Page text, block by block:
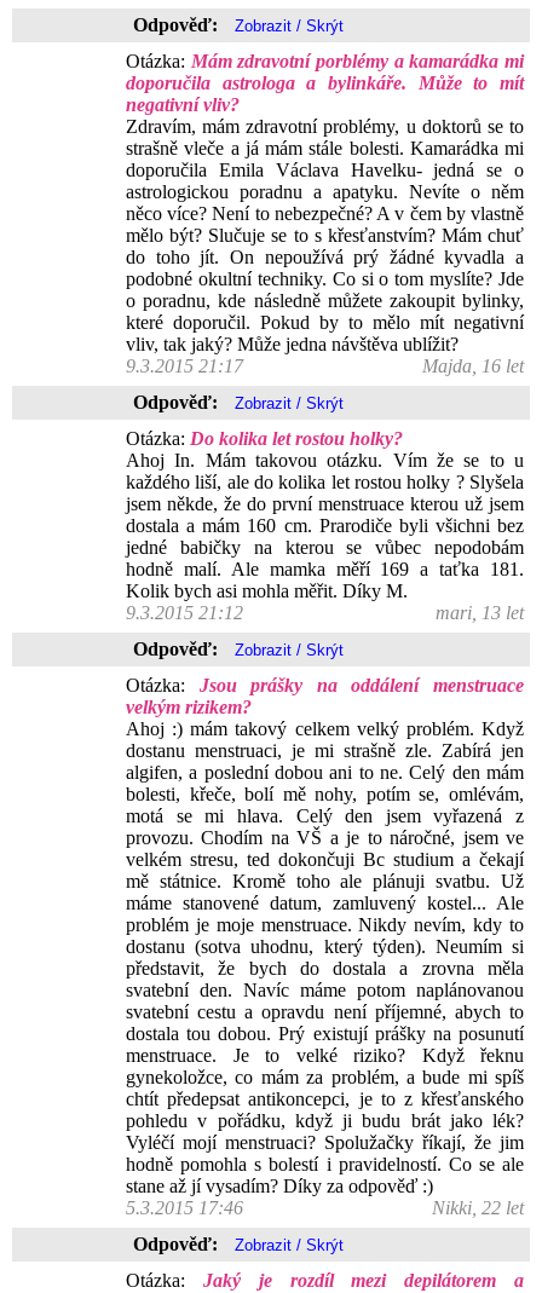
Odpověď:
Otázka: Mám zdravotní porblémy a kamarádka mi
doporučila astrologa a bylinkáře. Může to mít
negativní vliv?
Zdravím, mám zdravotní problémy, u doktorů se to
strašně vleče a já mám stále bolesti. Kamarádka mi
doporučila Emila Václava Havelku- jedná se o
astrologickou poradnu a apatyku. Nevíte o něm
něco více? Není to nebezpečné? A v čem by vlastně
mělo být? Slučuje se to s křesťanstvím? Mám chuť
do toho jít. On nepoužívá prý žádné kyvadla a
podobné okultní techniky. Co si o tom myslíte? Jde
o poradnu, kde následně můžete zakoupit bylinky,
které doporučil. Pokud by to mělo mít negativní
vliv, tak jaký? Může jedna návštěva ublížit?
9.3.2015 21:17
Majda, 16 let
Odpověď:
Otázka: Do kolika let rostou holky?
Ahoj In. Mám takovou otázku. Vím že se to u
každého liší, ale do kolika let rostou holky ? Slyšela
jsem někde, že do první menstruace kterou už jsem
dostala a mám 160 cm. Prarodiče byli všichni bez
jedné babičky na kterou se vůbec nepodobám
hodně malí. Ale mamka měří 169 a taťka 181.
Kolik bych asi mohla měřit. Díky M.
9.3.2015 21:12
mari, 13 let
Odpověď:
Otázka: Jsou prášky na oddálení menstruace
velkým rizikem?
Ahoj :) mám takový celkem velký problém. Když
dostanu menstruaci, je mi strašně zle. Zabírá jen
algifen, a poslední dobou ani to ne. Celý den mám
bolesti, křeče, bolí mě nohy, potím se, omlévám,
motá se mi hlava. Celý den jsem vyřazená z
provozu. Chodím na VŠ a je to náročné, jsem ve
velkém stresu, ted dokončuji Bc studium a čekají
mě státnice. Kromě toho ale plánuji svatbu. Už
máme stanovené datum, zamluvený kostel... Ale
problém je moje menstruace. Nikdy nevím, kdy to
dostanu (sotva uhodnu, který týden). Neumím si
představit, že bych do dostala a zrovna měla
svatební den. Navíc máme potom naplánovanou
svatební cestu a opravdu není příjemné, abych to
dostala tou dobou. Prý existují prášky na posunutí
menstruace. Je to velké riziko? Když řeknu
gynekoložce, co mám za problém, a bude mi spíš
chtít předepsat antikoncepci, je to z křesťanského
pohledu v pořádku, když ji budu brát jako lék?
Vyléčí mojí menstruaci? Spolužačky říkají, že jim
hodně pomohla s bolestí i pravidelností. Co se ale
stane až jí vysadím? Díky za odpověď :)
5.3.2015 17:46
Nikki, 22 let
Odpověď:
Otázka: Jaký je rozdíl mezi depilátorem a